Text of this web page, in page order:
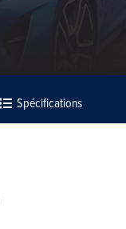
Spécifications